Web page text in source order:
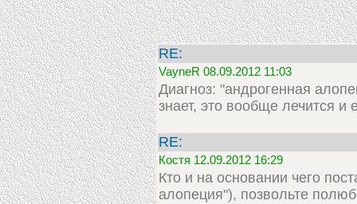
RE:
VayneR 08.09.2012 11:03
Диагноз: "андрогенная
знает, это вообще лечится и
RE:
Костя 12.09.2012 16:29
Кто и на основании чего
алопеция"), позвольте